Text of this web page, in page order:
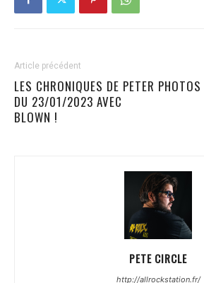
Article précédent
LES CHRONIQUES DE PETER
DU 23/01/2023 AVEC
BLOWN !
PHOTOS
PETE CIRCLE
http://allrockstation.fr/